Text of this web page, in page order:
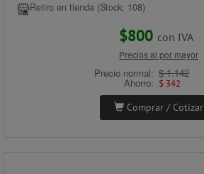
Retiro en tienda (Stock: 108)
$800 con IVA
Precios al por mayor
Precio normal: $ 1.142
Ahorro: $ 342
Comprar / Cotizar